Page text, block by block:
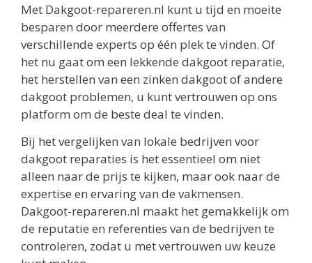
Met Dakgoot-repareren.nl kunt u tijd en moeite
besparen door meerdere offertes van
verschillende experts op één plek te vinden. Of
het nu gaat om een lekkende dakgoot reparatie,
het herstellen van een zinken dakgoot of andere
dakgoot problemen, u kunt vertrouwen op ons
platform om de beste deal te vinden.
Bij het vergelijken van lokale bedrijven voor
dakgoot reparaties is het essentieel om niet
alleen naar de prijs te kijken, maar ook naar de
expertise en ervaring van de vakmensen.
Dakgoot-repareren.nl maakt het gemakkelijk om
de reputatie en referenties van de bedrijven te
controleren, zodat u met vertrouwen uw keuze